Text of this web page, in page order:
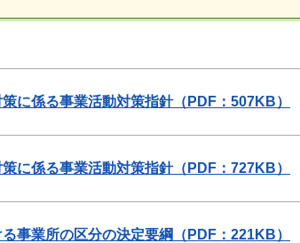
に係る事業活動対策指針（PDF：507KB）
に係る事業活動対策指針（PDF：727KB）
事業所の区分の決定要綱（PDF：221KB）